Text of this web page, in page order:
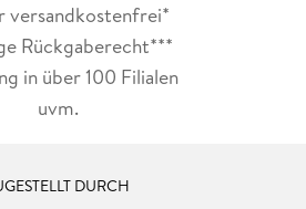
versandkostenfrei*
Rückgaberecht***
in über 100 Filialen
uvm.
DURCH